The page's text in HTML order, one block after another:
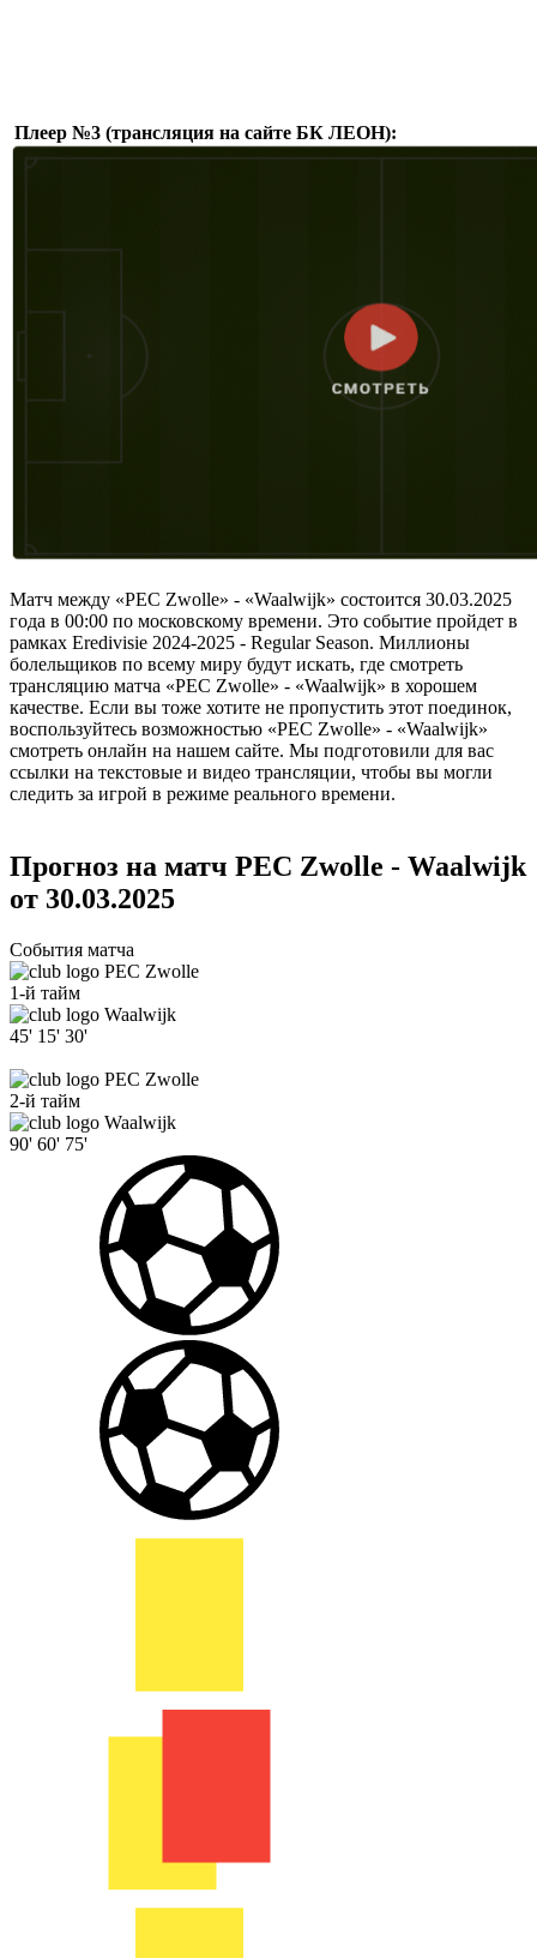
Плеер №3 (трансляция на сайте БК ЛЕОН):
Матч между «PEC Zwolle» - «Waalwijk» состоится 30.03.2025
года в 00:00 по московскому времени. Это событие пройдет в
рамках Eredivisie 2024-2025 - Regular Season. Миллионы
болельщиков по всему миру будут искать, где смотреть
трансляцию матча «PEC Zwolle» - «Waalwijk» в хорошем
качестве. Если вы тоже хотите не пропустить этот поединок,
воспользуйтесь возможностью «PEC Zwolle» - «Waalwijk»
смотреть онлайн на нашем сайте. Мы подготовили для вас
ссылки на текстовые и видео трансляции, чтобы вы могли
следить за игрой в режиме реального времени.
Прогноз на матч PEC Zwolle - Waalwijk
от 30.03.2025
События матча
PEC Zwolle
1-й тайм
Waalwijk
45' 15' 30'
PEC Zwolle
2-й тайм
Waalwijk
90' 60' 75'